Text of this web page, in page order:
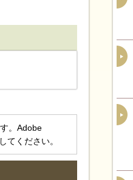
。Adobe
てください。